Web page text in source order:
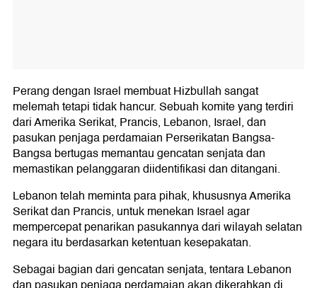
Perang dengan Israel membuat Hizbullah sangat
melemah tetapi tidak hancur. Sebuah komite yang terdiri
dari Amerika Serikat, Prancis, Lebanon, Israel, dan
pasukan penjaga perdamaian Perserikatan Bangsa-
Bangsa bertugas memantau gencatan senjata dan
memastikan pelanggaran diidentifikasi dan ditangani.
Lebanon telah meminta para pihak, khususnya Amerika
Serikat dan Prancis, untuk menekan Israel agar
mempercepat penarikan pasukannya dari wilayah selatan
negara itu berdasarkan ketentuan kesepakatan.
Sebagai bagian dari gencatan senjata, tentara Lebanon